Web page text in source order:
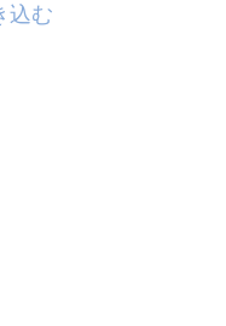
込む